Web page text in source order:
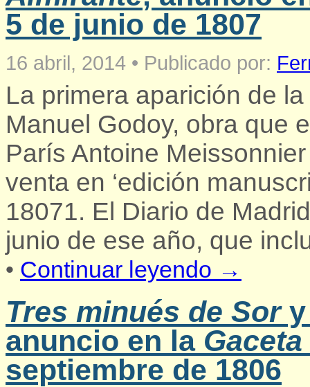
5 de junio de 1807
16 abril, 2014 • Publicado por:
La primera aparición de
Manuel Godoy, obra que
París Antoine
venta en ‘edición
18071. El Diario de
junio de ese año, que
• Continuar leyendo →
Tres minués de Sor
anuncio en la
septiembre de 1806